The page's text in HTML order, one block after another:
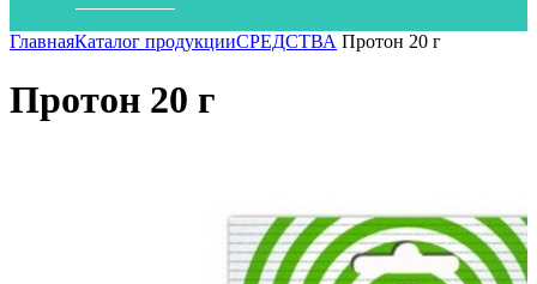
ГлавнаяКаталог продукцииСРЕДСТВА Протон 20 г
Протон 20 г